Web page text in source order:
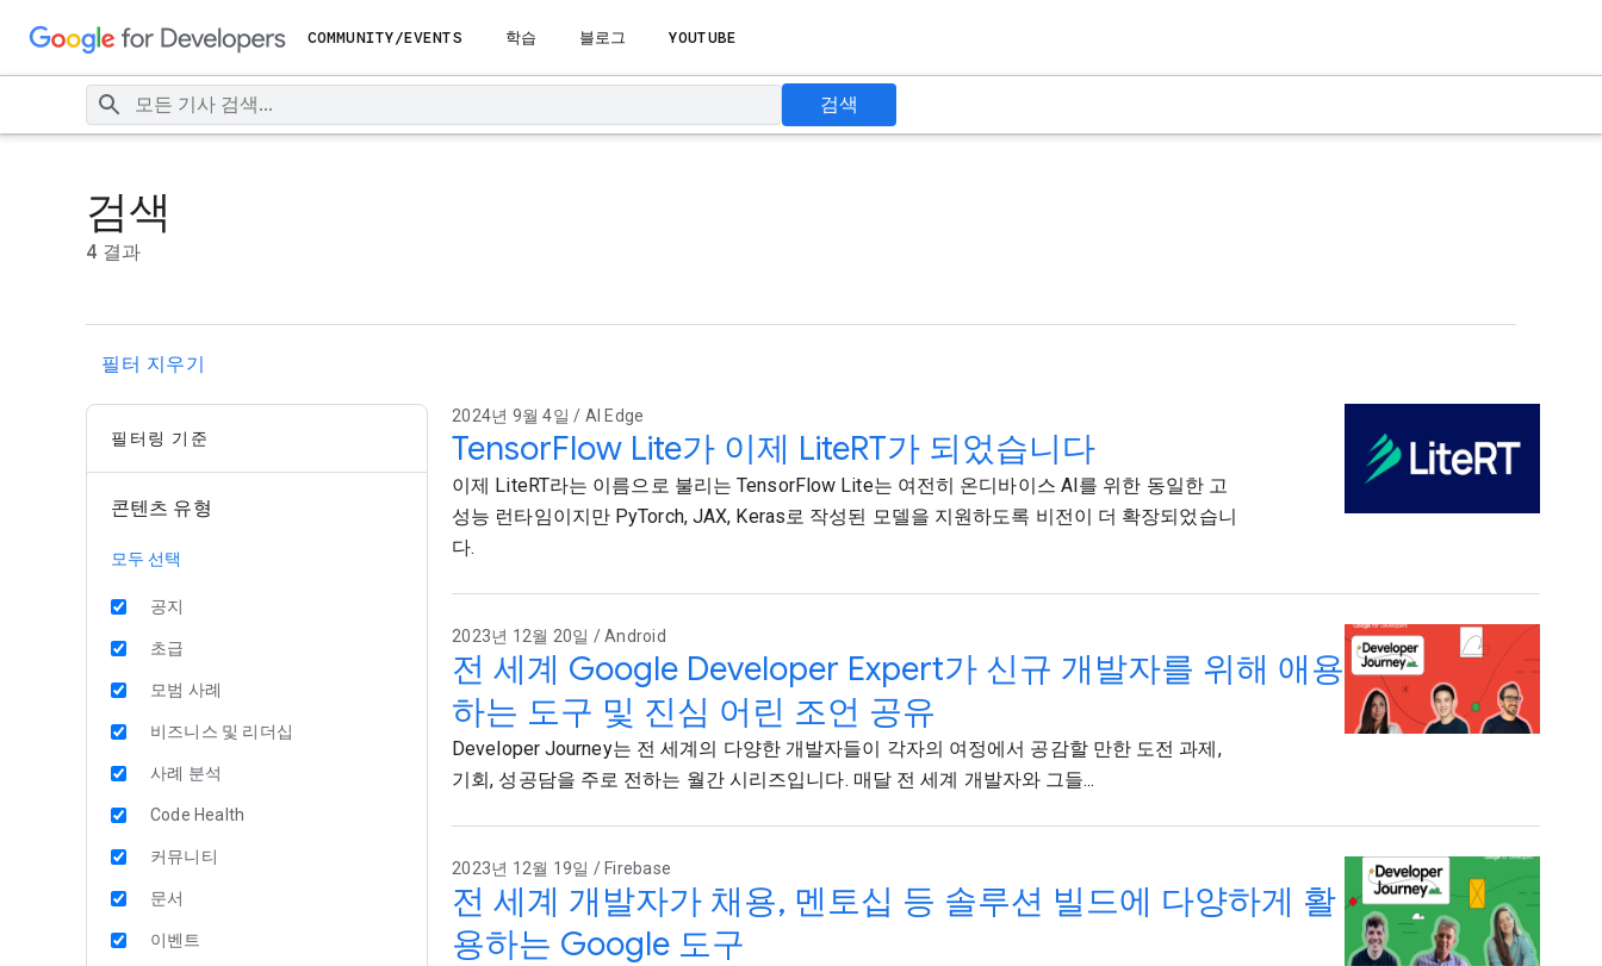
COMMUNITY/EVENTS 학습 블로그 YOUTUBE
검색
검색
4 결과
필터 지우기
필터링 기준
콘텐츠 유형
모두 선택
공지
초급
모범 사례
비즈니스 및 리더십
사례 분석
Code Health
커뮤니티
문서
이벤트
2024년 9월 4일 / AI Edge
TensorFlow Lite가 이제 LiteRT가 되었습니다
이제 LiteRT라는 이름으로 불리는 TensorFlow Lite는 여전히 온디바이스 AI를 위한 동일한 고
성능 런타임이지만 PyTorch, JAX, Keras로 작성된 모델을 지원하도록 비전이 더 확장되었습니
다.
2023년 12월 20일 / Android
전 세계 Google Developer Expert가 신규 개발자를 위해 애용
하는 도구 및 진심 어린 조언 공유
Developer Journey는 전 세계의 다양한 개발자들이 각자의 여정에서 공감할 만한 도전 과제,
기회, 성공담을 주로 전하는 월간 시리즈입니다. 매달 전 세계 개발자와 그들...
2023년 12월 19일 / Firebase
전 세계 개발자가 채용, 멘토십 등 솔루션 빌드에 다양하게 활
용하는 Google 도구